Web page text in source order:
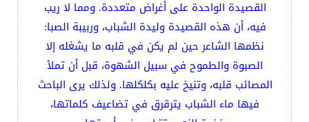
القصيدة الواحدة على أغراض متعددة. ومما لا ريب
فيه، أن هذه القصيدة وليدة الشباب، وربيبة الصبا:
نظمها الشاعر حين لم يكن في قلبه ما يشغله إلا
الصبوة والطموح في سبيل الشهوة، قبل أن تملأ
المصائب قلبه، وتنيخ عليه بكلكلها. ولذلك يرى الباحث
فيها ماء الشباب يترقرق في تضاعيف كلماتها،